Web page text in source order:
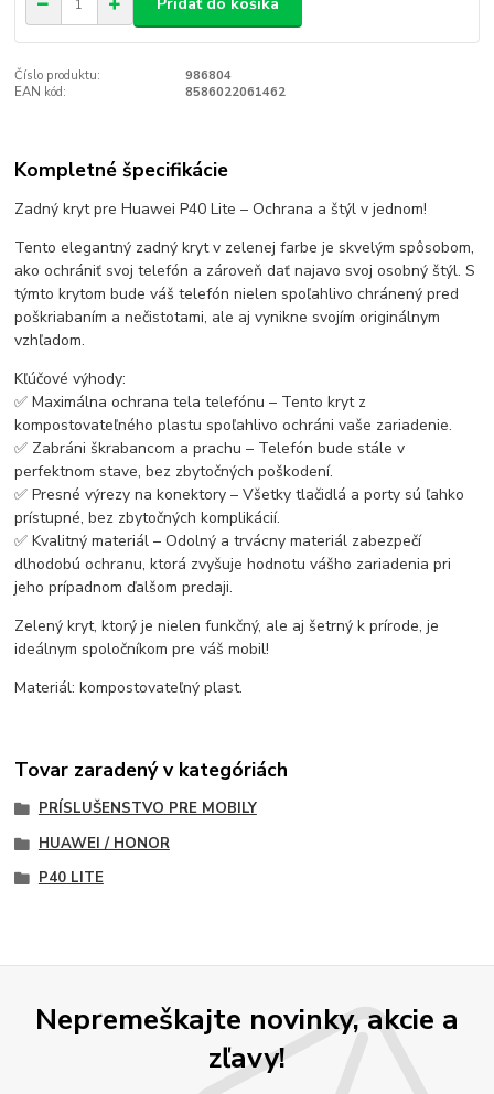
Pridať do košíka
Číslo produktu:
986804
EAN kód:
8586022061462
Kompletné špecifikácie
Zadný kryt pre Huawei P40 Lite – Ochrana a štýl v jednom!
Tento elegantný zadný kryt v zelenej farbe je skvelým spôsobom,
ako ochrániť svoj telefón a zároveň dať najavo svoj osobný štýl. S
týmto krytom bude váš telefón nielen spoľahlivo chránený pred
poškriabaním a nečistotami, ale aj vynikne svojím originálnym
vzhľadom.
Kľúčové výhody:
✅ Maximálna ochrana tela telefónu – Tento kryt z
kompostovateľného plastu spoľahlivo ochráni vaše zariadenie.
✅ Zabráni škrabancom a prachu – Telefón bude stále v
perfektnom stave, bez zbytočných poškodení.
✅ Presné výrezy na konektory – Všetky tlačidlá a porty sú ľahko
prístupné, bez zbytočných komplikácií.
✅ Kvalitný materiál – Odolný a trvácny materiál zabezpečí
dlhodobú ochranu, ktorá zvyšuje hodnotu vášho zariadenia pri
jeho prípadnom ďalšom predaji.
Zelený kryt, ktorý je nielen funkčný, ale aj šetrný k prírode, je
ideálnym spoločníkom pre váš mobil!
Materiál: kompostovateľný plast.
Tovar zaradený v kategóriách
PRÍSLUŠENSTVO PRE MOBILY
HUAWEI / HONOR
P40 LITE
Nepremeškajte novinky, akcie a
zľavy!